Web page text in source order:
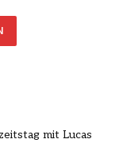
mit Lucas